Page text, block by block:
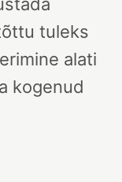
tuleks
alati
kogenud